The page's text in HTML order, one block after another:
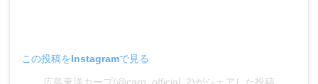
この投稿をInstagramで見る
広島東洋カープ(@carp_official_2)がシェアした投稿